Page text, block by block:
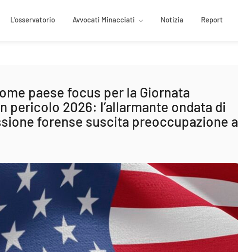
L’osservatorio Avvocati Minacciati Notizia Report
paese focus per la Giornata
pericolo 2026: l’allarmante ondata di
forense suscita preoccupazione a